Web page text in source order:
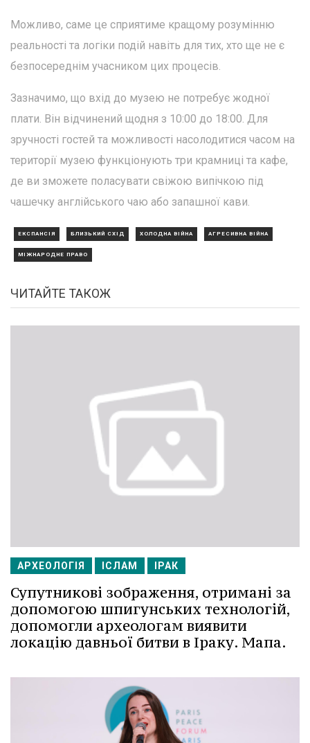
Можливо, саме це сприятиме кращому розумінню
реальності та логіки подій навіть для тих, хто ще не є
безпосереднім учасником цих процесів.
Зазначимо, що вхід до музею не потребує жодної
плати. Він відчинений щодня з 10:00 до 18:00. Для
зручності гостей та можливості насолодитися часом на
території музею функціонують три крамниці та кафе,
де ви зможете поласувати свіжою випічкою під
чашечку англійського чаю або запашної кави.
ЕКСПАНСІЯ БЛИЗЬКИЙ СХІД ХОЛОДНА ВІЙНА АГРЕСИВНА ВІЙНА
МІЖНАРОДНЕ ПРАВО
ЧИТАЙТЕ ТАКОЖ
АРХЕОЛОГІЯ ІСЛАМ ІРАК
Супутникові зображення, отримані за
допомогою шпигунських технологій,
допомогли археологам виявити
локацію давньої битви в Іраку. Мапа.